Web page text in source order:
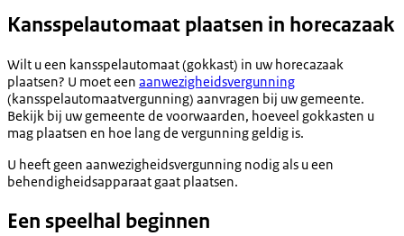
Kansspelautomaat plaatsen in horecazaak
Wilt u een kansspelautomaat (gokkast) in uw horecazaak
plaatsen? U moet een aanwezigheidsvergunning
(kansspelautomaatvergunning) aanvragen bij uw gemeente.
Bekijk bij uw gemeente de voorwaarden, hoeveel gokkasten u
mag plaatsen en hoe lang de vergunning geldig is.
U heeft geen aanwezigheidsvergunning nodig als u een
behendigheidsapparaat gaat plaatsen.
Een speelhal beginnen